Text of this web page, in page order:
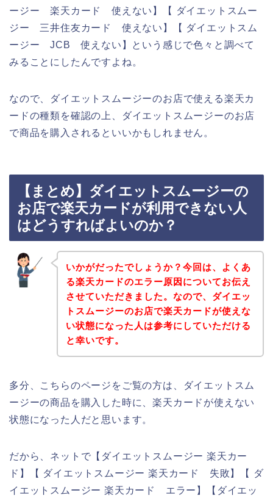
ージー 楽天カード 使えない】【 ダイエットスムー
ジー 三井住友カード 使えない】【 ダイエットスム
ージー JCB 使えない】という感じで色々と調べて
みることにしたんですよね。
なので、ダイエットスムージーのお店で使える楽天カ
ードの種類を確認の上、ダイエットスムージーのお店
で商品を購入されるといいかもしれません。
【まとめ】ダイエットスムージーの
お店で楽天カードが利用できない人
はどうすればよいのか？
いかがだったでしょうか？今回は、よくあ
る楽天カードのエラー原因についてお伝え
させていただきました。なので、ダイエッ
トスムージーのお店で楽天カードが使えな
い状態になった人は参考にしていただける
と幸いです。
多分、こちらのページをご覧の方は、ダイエットスム
ージーの商品を購入した時に、楽天カードが使えない
状態になった人だと思います。
だから、ネットで【ダイエットスムージー 楽天カー
ド】【 ダイエットスムージー 楽天カード 失敗】【 ダ
イエットスムージー 楽天カード エラー】【ダイエッ